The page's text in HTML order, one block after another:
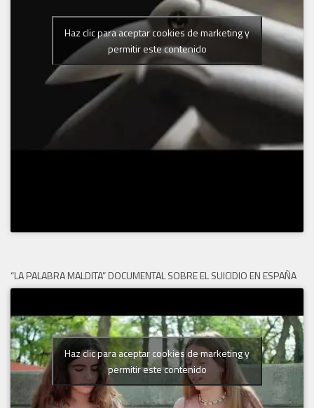
Haz clic para aceptar cookies de marketing y
permitir este contenido
“LA PALABRA MALDITA” DOCUMENTAL SOBRE EL SUICIDIO EN ESPAÑA
Haz clic para aceptar cookies de marketing y
permitir este contenido